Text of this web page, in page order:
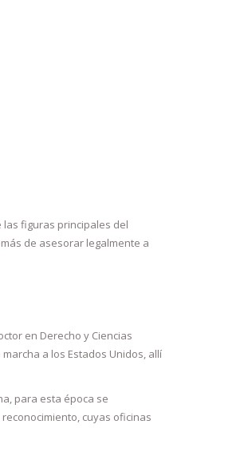
las figuras principales del
de asesorar legalmente a
en Derecho y Ciencias
a los Estados Unidos, allí
para esta época se
cuyas oficinas